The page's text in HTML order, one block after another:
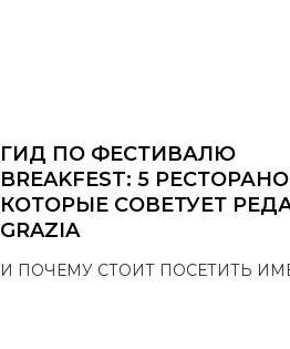
ГИД ПО ФЕСТИВАЛЮ
BREAKFEST: 5
КОТОРЫЕ СОВЕТУЕТ
GRAZIA
И ПОЧЕМУ СТОИТ ПОСЕТИТЬ